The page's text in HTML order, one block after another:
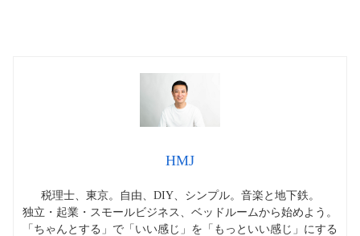
HMJ
税理士、東京。自由、DIY、シンプル。音楽と地下鉄。
独立・起業・スモールビジネス、ベッドルームから始めよう。
「ちゃんとする」で「いい感じ」を「もっといい感じ」にする